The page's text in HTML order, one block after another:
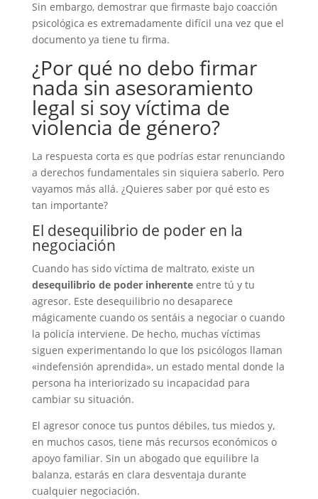
Sin embargo, demostrar que firmaste bajo coacción
psicológica es extremadamente difícil una vez que el
documento ya tiene tu firma.
¿Por qué no debo firmar
nada sin asesoramiento
legal si soy víctima de
violencia de género?
La respuesta corta es que podrías estar renunciando
a derechos fundamentales sin siquiera saberlo. Pero
vayamos más allá. ¿Quieres saber por qué esto es
tan importante?
El desequilibrio de poder en la
negociación
Cuando has sido víctima de maltrato, existe un
desequilibrio de poder inherenteentre tú y tu
agresor. Este desequilibrio no desaparece
mágicamente cuando os sentáis a negociar o cuando
la policía interviene. De hecho, muchas víctimas
siguen experimentando lo que los psicólogos llaman
«indefensión aprendida», un estado mental donde la
persona ha interiorizado su incapacidad para
cambiar su situación.
El agresor conoce tus puntos débiles, tus miedos y,
en muchos casos, tiene más recursos económicos o
apoyo familiar. Sin un abogado que equilibre la
balanza, estarás en clara desventaja durante
cualquier negociación.